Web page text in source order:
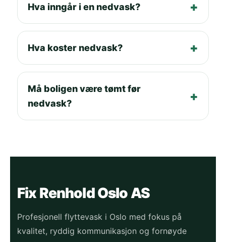
Hva inngår i en nedvask?
Hva koster nedvask?
Må boligen være tømt før
nedvask?
Fix Renhold Oslo AS
Profesjonell flyttevask i Oslo med fokus på
kvalitet, ryddig kommunikasjon og fornøyde